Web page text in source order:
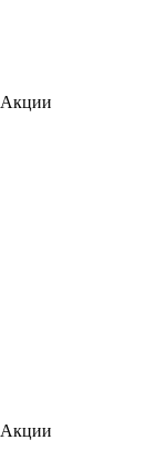
Акции
Акции